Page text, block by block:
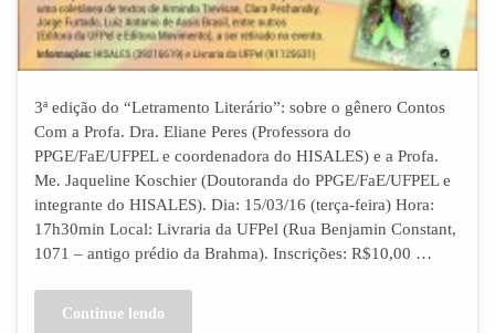
3ª edição do “Letramento Literário”: sobre o gênero Contos
Com a Profa. Dra. Eliane Peres (Professora do
PPGE/FaE/UFPEL e coordenadora do HISALES) e a Profa.
Me. Jaqueline Koschier (Doutoranda do PPGE/FaE/UFPEL e
integrante do HISALES). Dia: 15/03/16 (terça-feira) Hora:
17h30min Local: Livraria da UFPel (Rua Benjamin Constant,
1071 – antigo prédio da Brahma). Inscrições: R$10,00 …
Continue lendo